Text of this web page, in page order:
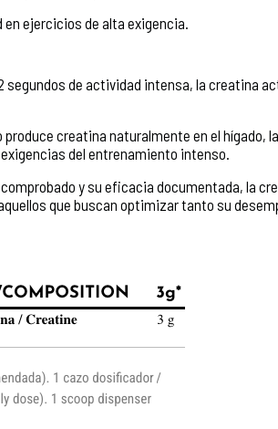
ejercicios de alta exigencia.
segundos de actividad intensa, la creatina
creatina naturalmente en el
del entrenamiento intenso.
y su eficacia documentada, la
que buscan optimizar tanto su